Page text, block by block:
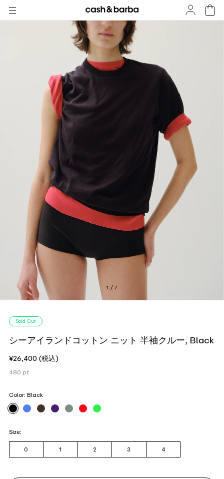
1 / 7
Sold Out
シーアイランドコットン ニット 半袖クルー, Black
¥26,400 (税込)
480 pt
Color: Black
Size:
0
1 2 3 4